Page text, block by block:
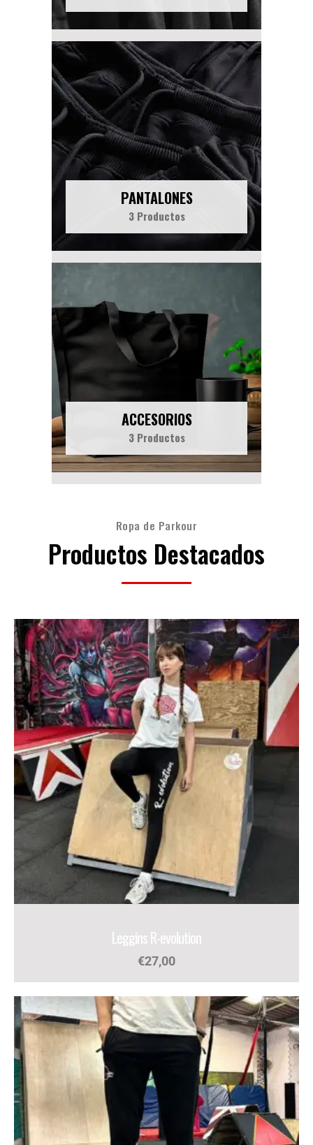
PANTALONES
3 Productos
ACCESORIOS
3 Productos
Ropa de Parkour
Productos Destacados
Leggins R-evolution
€27,00